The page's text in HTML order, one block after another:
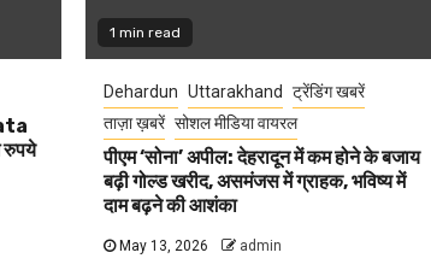
1 min read
Dehardun Uttarakhand
ट्रेंडिंग खबरें
ताज़ा ख़बरें सोशल मीडिया वायरल
पीएम ‘सोना’ अपील: देहरादून में कम होने के बजाय
बढ़ी गोल्ड खरीद, असमंजस में ग्राहक, भविष्य में
दाम बढ़ने की आशंका
May 13, 2026 admin